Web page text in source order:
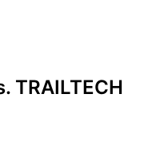
TRAILTECH